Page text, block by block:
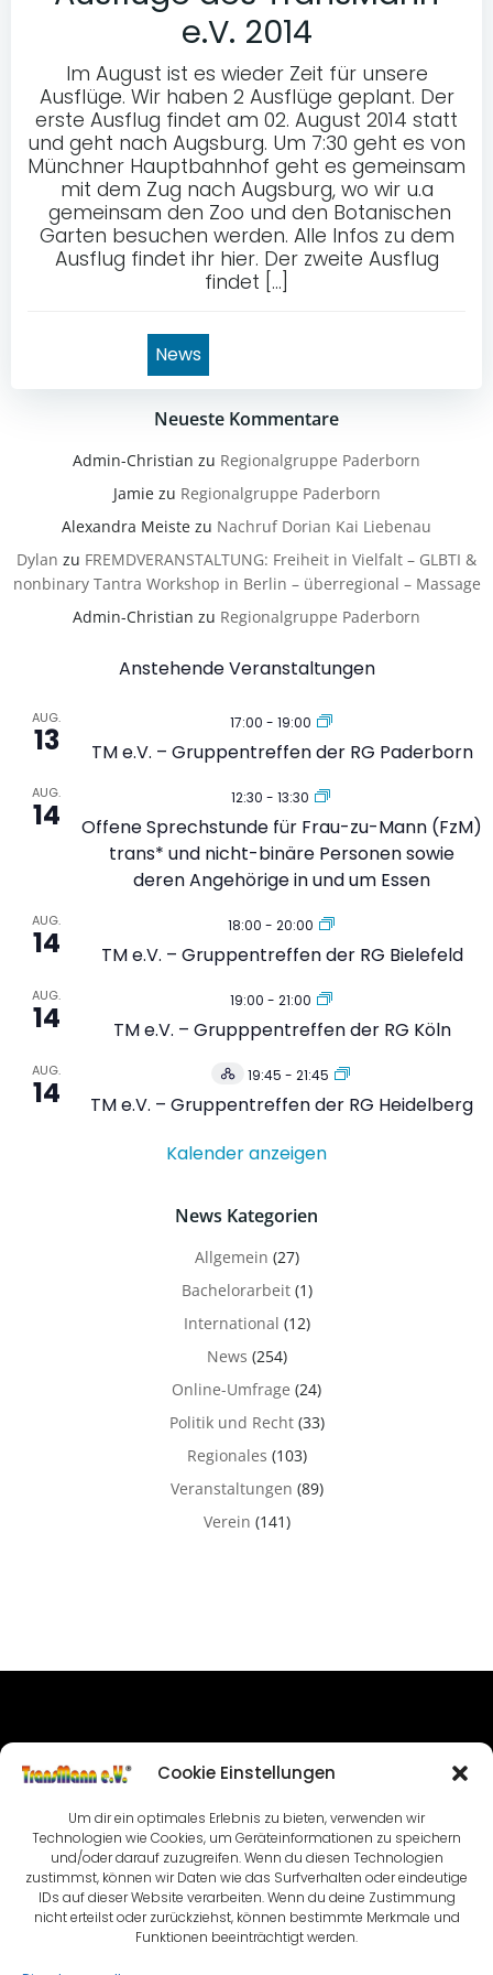
Cookie Einstellungen
Um dir ein optimales Erlebnis zu bieten, verwenden wir
Technologien wie Cookies, um Geräteinformationen zu speichern
und/oder darauf zuzugreifen. Wenn du diesen Technologien
zustimmst, können wir Daten wie das Surfverhalten oder eindeutige
IDs auf dieser Website verarbeiten. Wenn du deine Zustimmung
nicht erteilst oder zurückziehst, können bestimmte Merkmale und
Funktionen beeinträchtigt werden.
e.V. 2014
Im August ist es wieder Zeit für unsere
Ausflüge. Wir haben 2 Ausflüge geplant. Der
erste Ausflug findet am 02. August 2014 statt
und geht nach Augsburg. Um 7:30 geht es von
Münchner Hauptbahnhof geht es gemeinsam
mit dem Zug nach Augsburg, wo wir u.a
gemeinsam den Zoo und den Botanischen
Garten besuchen werden. Alle Infos zu dem
Ausflug findet ihr hier. Der zweite Ausflug
findet […]
News
Neueste Kommentare
Admin-Christian zu Regionalgruppe Paderborn
Jamiezu Regionalgruppe Paderborn
Alexandra Meiste zu Nachruf Dorian Kai Liebenau
Dylan zu FREMDVERANSTALTUNG: Freiheit in Vielfalt – GLBTI &
nonbinary Tantra Workshop in Berlin – überregional – Massage
Admin-Christian zu Regionalgruppe Paderborn
Anstehende Veranstaltungen
AUG.
13 17:00 - 19:00
TM e.V. – Gruppentreffen der RG Paderborn
AUG.
14 12:30 - 13:30
Offene Sprechstunde für Frau-zu-Mann (FzM)
trans* und nicht-binäre Personen sowie
deren Angehörige in und um Essen
AUG.
14 18:00 - 20:00
TM e.V. – Gruppentreffen der RG Bielefeld
AUG.
14 19:00 - 21:00
TM e.V. – Grupppentreffen der RG Köln
AUG.
14
Hybrid
Veranstaltung
19:45 - 21:45
TM e.V. – Gruppentreffen der RG Heidelberg
Kalender anzeigen
News Kategorien
Allgemein (27)
Bachelorarbeit(1)
International (12)
News (254)
Online-Umfrage (24)
Politik und Recht(33)
Regionales (103)
Veranstaltungen (89)
Verein (141)
IMPRESSUM
VEREINSSATZUNG KONTAKT
COOKIE-RICHTLINIE (EU)